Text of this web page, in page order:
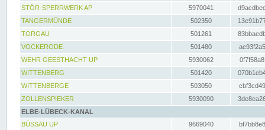
STÖR-SPERRWERK AP 5970041
TANGERMÜNDE
502350
TORGAU
501261
VOCKERODE
501480
WEHR GEESTHACHT UP
5930062
WITTENBERG
501420
WITTENBERGE
503050
ZOLLENSPIEKER
5930090
ELBE-LÜBECK-KANAL
BÜSSAU UP
9669040